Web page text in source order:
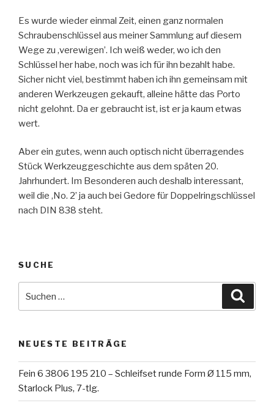
Es wurde wieder einmal Zeit, einen ganz normalen
Schraubenschlüssel aus meiner Sammlung auf diesem
Wege zu ‚verewigen’. Ich weiß weder, wo ich den
Schlüssel her habe, noch was ich für ihn bezahlt habe.
Sicher nicht viel, bestimmt haben ich ihn gemeinsam mit
anderen Werkzeugen gekauft, alleine hätte das Porto
nicht gelohnt. Da er gebraucht ist, ist er ja kaum etwas
wert.
Aber ein gutes, wenn auch optisch nicht überragendes
Stück Werkzeuggeschichte aus dem späten 20.
Jahrhundert. Im Besonderen auch deshalb interessant,
weil die ‚No. 2’ ja auch bei Gedore für Doppelringschlüssel
nach DIN 838 steht.
SUCHE
NEUESTE BEITRÄGE
Fein 6 3806 195 210 – Schleifset runde Form Ø 115 mm,
Starlock Plus, 7-tlg.